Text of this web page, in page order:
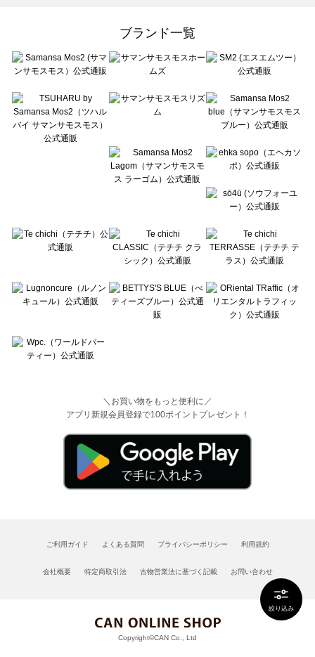
絞り込み
sō4ū（ソウフォーユー）のシャツ・ブラウス一覧
Te chichi（テチチ）のシャツ・ブラウス一覧
Te chichi CLASSIC（テチチ クラシック）のシャツ・ブラウス一覧
Lugnoncure（ルノンキュール）のシャツ・ブラウス一覧
BETTY'S BLUE（べティーズブルー）のシャツ・ブラウス一覧
Wpc.（ワールドパーティー）のシャツ・ブラウス一覧
ブランド一覧
＼お買い物をもっと便利に／
アプリ新規会員登録で100ポイントプレゼント！
ご利用ガイド よくある質問 プライバシーポリシー 利用規約
会社概要 特定商取引法 古物営業法に基づく記載 お問い合わせ
Copyright©CAN Co., Ltd